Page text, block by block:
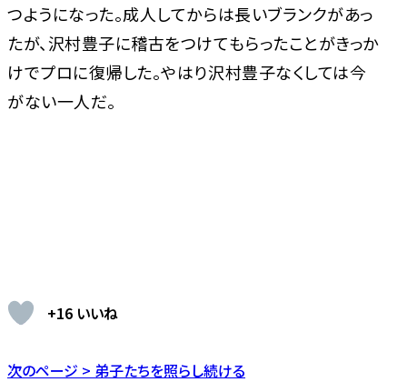
つようになった。成人してからは長いブランクがあっ
たが、沢村豊子に稽古をつけてもらったことがきっか
けでプロに復帰した。やはり沢村豊子なくしては今
がない一人だ。
+16 いいね
次のページ > 弟子たちを照らし続ける